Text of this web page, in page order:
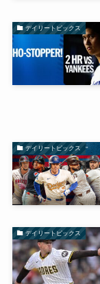
デイリートピックス
デイリートピックス
デイリートピックス